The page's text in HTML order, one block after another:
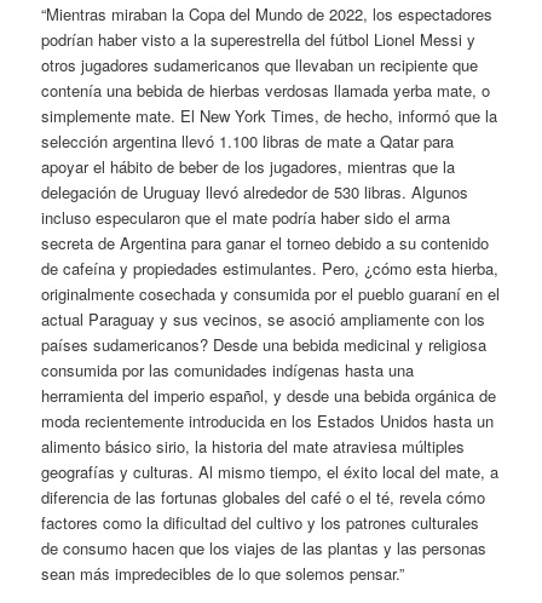
“Mientras miraban la Copa del Mundo de 2022, los espectadores
podrían haber visto a la superestrella del fútbol Lionel Messi y
otros jugadores sudamericanos que llevaban un recipiente que
contenía una bebida de hierbas verdosas llamada yerba mate, o
simplemente mate. El New York Times, de hecho, informó que la
selección argentina llevó 1.100 libras de mate a Qatar para
apoyar el hábito de beber de los jugadores, mientras que la
delegación de Uruguay llevó alrededor de 530 libras. Algunos
incluso especularon que el mate podría haber sido el arma
secreta de Argentina para ganar el torneo debido a su contenido
de cafeína y propiedades estimulantes. Pero, ¿cómo esta hierba,
originalmente cosechada y consumida por el pueblo guaraní en el
actual Paraguay y sus vecinos, se asoció ampliamente con los
países sudamericanos? Desde una bebida medicinal y religiosa
consumida por las comunidades indígenas hasta una
herramienta del imperio español, y desde una bebida orgánica de
moda recientemente introducida en los Estados Unidos hasta un
alimento básico sirio, la historia del mate atraviesa múltiples
geografías y culturas. Al mismo tiempo, el éxito local del mate, a
diferencia de las fortunas globales del café o el té, revela cómo
factores como la dificultad del cultivo y los patrones culturales
de consumo hacen que los viajes de las plantas y las personas
sean más impredecibles de lo que solemos pensar.”